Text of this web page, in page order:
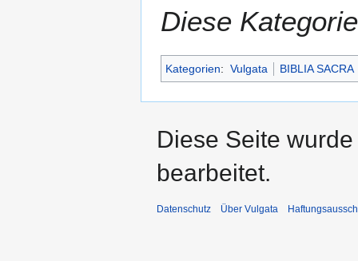
Diese
Kategorien: Vulgata BIBLIA SACRA
Diese Seite
bearbeitet.
Datenschutz Über Vulgata